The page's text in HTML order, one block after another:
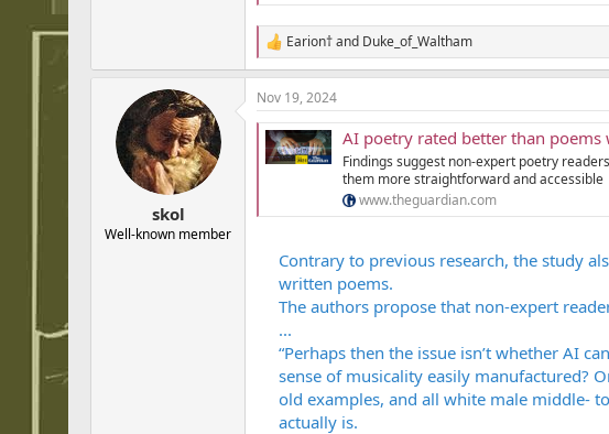
R
e
a
c
t
i
o
Earion†and Duke_of_Waltham
skol
Well-known member
Nov 19, 2024
AI poetry rated better than
Findings suggest non-expert poetry
them more straightforward and accessible
www.theguardian.com
Contrary to previous research, the study
written poems.
The authors propose that non-expert
...
“Perhaps then the issue isn’t whether AI
sense of musicality easily manufactured?
old examples, and all white male middle-
actually is.